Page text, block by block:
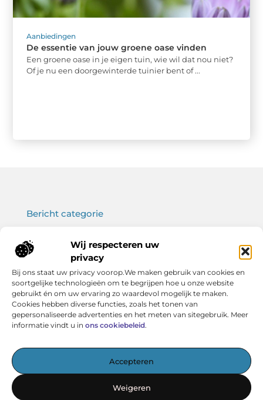
Wij respecteren uw
privacy
Bij ons staat uw privacy voorop.We maken gebruik van cookies en
soortgelijke technologieën om te begrijpen hoe u onze website
gebruikt én om uw ervaring zo waardevol mogelijk te maken.
Cookies hebben diverse functies, zoals het tonen van
gepersonaliseerde advertenties en het meten van sitegebruik. Meer
informatie vindt u in ons cookiebeleid.
Accepteren
Weigeren
Aanbiedingen
De essentie van jouw groene oase vinden
Een groene oase in je eigen tuin, wie wil dat nou niet?
Of je nu een doorgewinterde tuinier bent of ...
Het startpunt voor kennis en inspiratie
— Verken boeiende artikelen, handige tips en verhelderende
vandaag nog wat Vereniging BERK voor jou in petto heeft!
Onze informatie
Bericht categorie